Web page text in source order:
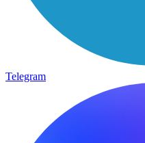
Telegram